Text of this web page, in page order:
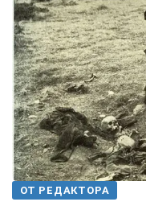
ОТ РЕДАКТОРА